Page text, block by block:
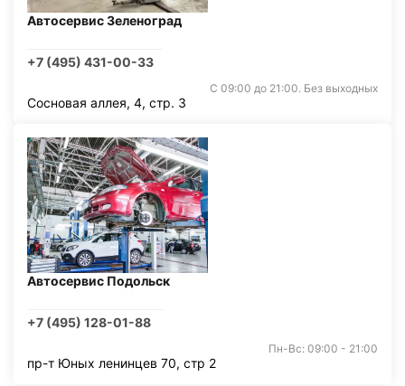
Автосервис Зеленоград
+7 (495) 431-00-33
С 09:00 до 21:00. Без выходных
Сосновая аллея, 4, стр. 3
Автосервис Подольск
+7 (495) 128-01-88
Пн-Вс: 09:00 - 21:00
пр-т Юных ленинцев 70, стр 2